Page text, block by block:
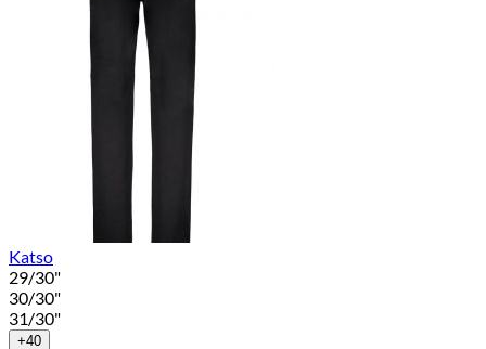
Katso
29/30"
30/30"
31/30"
+40